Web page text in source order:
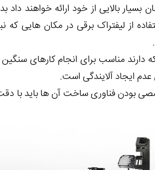
بالایی از خود ارائه خواهند داد
از لیفتراک برقی در مکان هایی که
دارند مناسب برای انجام کارهای سنگین
ایجاد آلایندگی است.
بودن فناوری ساخت آن ها باید با